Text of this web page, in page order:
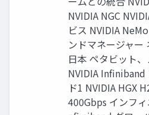
NVIDIA NGC
ビス NVIDIA
ンドマネージャー
⽇本 ペタビット
NVIDIA Infiniband
ド1 NVIDIA HGX
400Gbps インフ